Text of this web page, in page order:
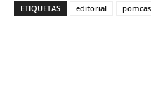
ETIQUETAS editorial pomcas